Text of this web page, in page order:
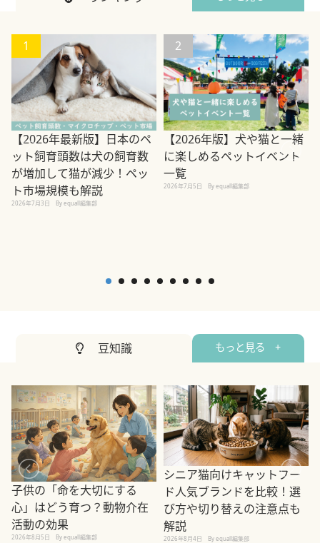
1
【2026年最新版】日本のペ
ット飼育頭数は犬の飼育数
が増加して猫が減少！ペッ
ト市場規模も解説
2026年7月3日 By equall編集部
2
【2026年版】犬や猫と一緒
に楽しめるペットイベント
一覧
2026年7月5日 By equall編集部
豆知識 もっと見る +
子供の「命を大切にする
心」はどう育つ？動物介在
活動の効果
2026年8月5日 By equall編集部
シニア猫向けキャットフー
ド人気ブランドを比較！選
び方や切り替えの注意点も
解説
2026年8月4日 By equall編集部